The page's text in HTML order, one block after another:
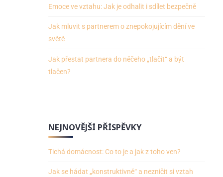
Emoce ve vztahu: Jak je odhalit i sdílet bezpečně
Jak mluvit s partnerem o znepokojujícím dění ve
světě
Jak přestat partnera do něčeho „tlačit“ a být
tlačen?
NEJNOVĚJŠÍ PŘÍSPĚVKY
Tichá domácnost: Co to je a jak z toho ven?
Jak se hádat „konstruktivně“ a nezničit si vztah